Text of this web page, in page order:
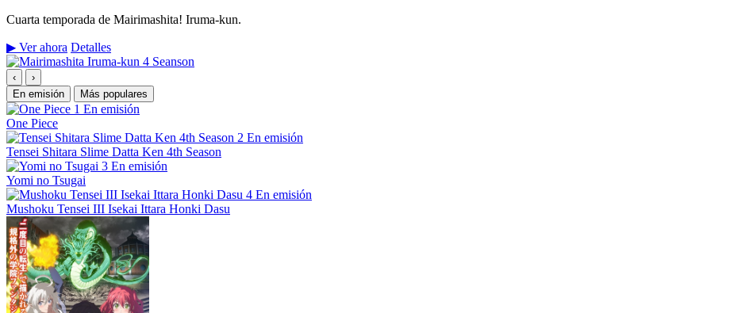
Cuarta temporada de Mairimashita! Iruma-kun.
▶ Ver ahora Detalles
‹
›
En emisión
Más populares
1 En emisión
One Piece
2 En emisión
Tensei Shitara Slime Datta Ken 4th Season
3 En emisión
Yomi no Tsugai
4 En emisión
Mushoku Tensei III Isekai Ittara Honki Dasu